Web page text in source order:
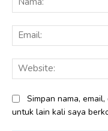
Simpan nama,
untuk lain kali saya